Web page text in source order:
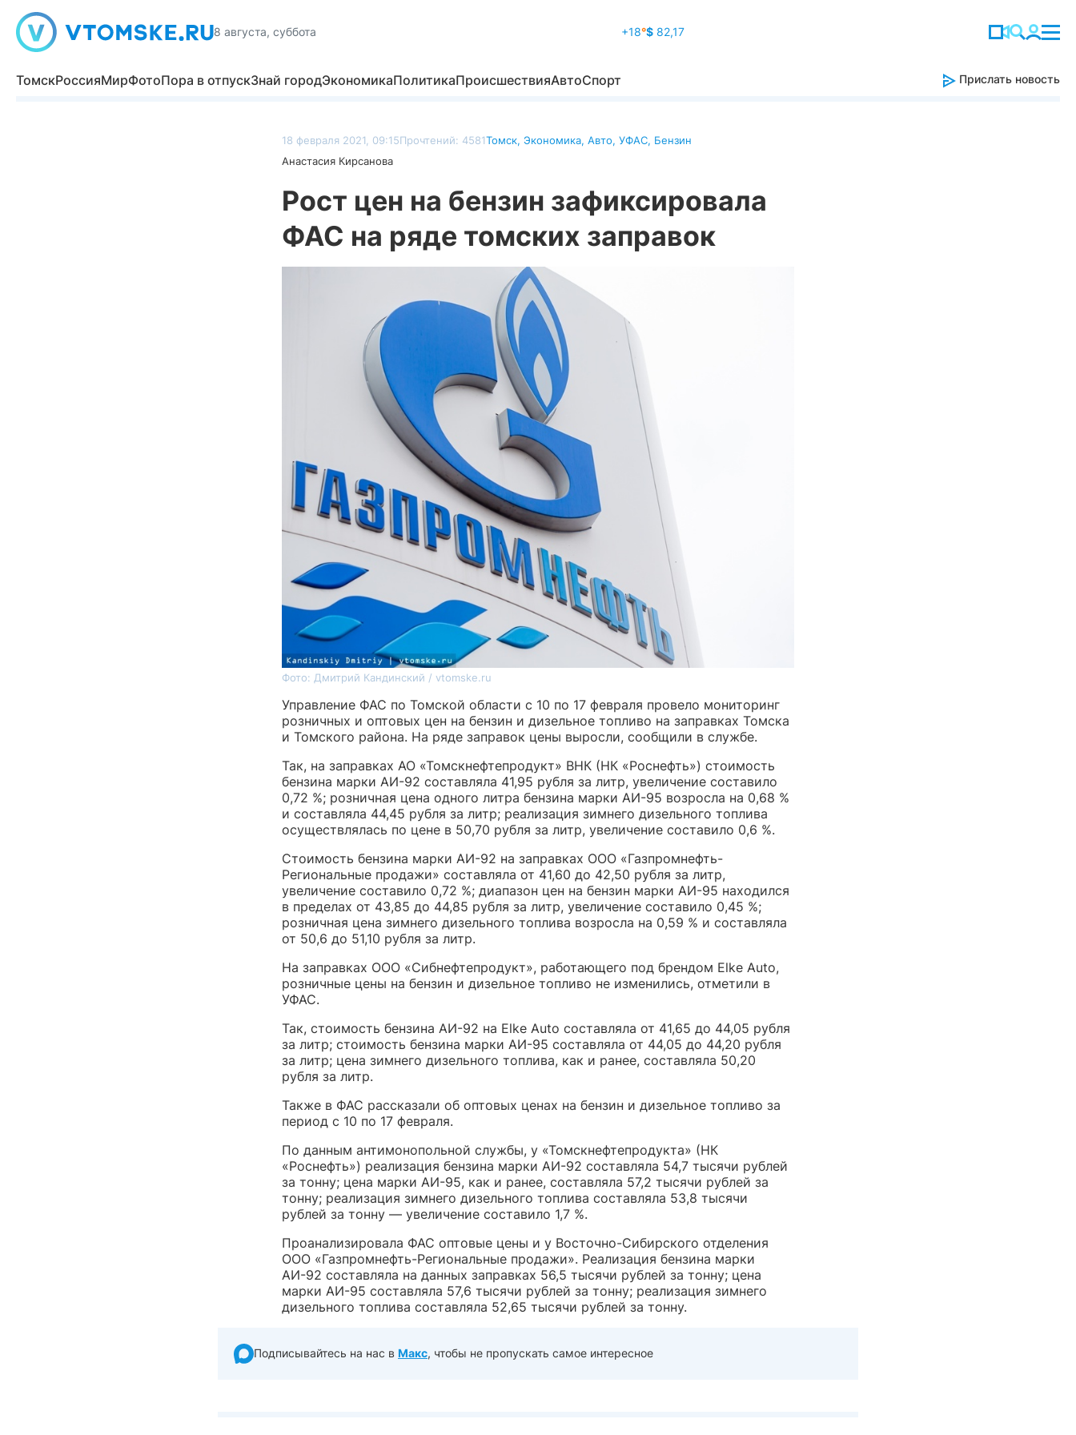
8 августа, суббота +18°$82,17
ТомскРоссияМирФотоПора в отпускЗнай городЭкономикаПолитикаПроисшествияАвтоСпорт Прислать новость
18 февраля 2021, 09:15Прочтений: 4581Томск, Экономика, Авто, УФАС, Бензин
Анастасия Кирсанова
Рост цен на бензин зафиксировала
ФАС на ряде томских заправок
Фото: Дмитрий Кандинский / vtomske.ru
Управление ФАС по Томской области с 10 по 17 февраля провело мониторинг
розничных и оптовых цен на бензин и дизельное топливо на заправках Томска
и Томского района. На ряде заправок цены выросли, сообщили в службе.
Так, на заправках АО «Томскнефтепродукт» ВНК (НК «Роснефть») стоимость
бензина марки АИ-92 составляла 41,95 рубля за литр, увеличение составило
0,72 %; розничная цена одного литра бензина марки АИ-95 возросла на 0,68 %
и составляла 44,45 рубля за литр; реализация зимнего дизельного топлива
осуществлялась по цене в 50,70 рубля за литр, увеличение составило 0,6 %.
Стоимость бензина марки АИ-92 на заправках ООО «Газпромнефть-
Региональные продажи» составляла от 41,60 до 42,50 рубля за литр,
увеличение составило 0,72 %; диапазон цен на бензин марки АИ-95 находился
в пределах от 43,85 до 44,85 рубля за литр, увеличение составило 0,45 %;
розничная цена зимнего дизельного топлива возросла на 0,59 % и составляла
от 50,6 до 51,10 рубля за литр.
На заправках ООО «Сибнефтепродукт», работающего под брендом Elke Auto,
розничные цены на бензин и дизельное топливо не изменились, отметили в
УФАС.
Так, стоимость бензина АИ-92 на Elke Auto составляла от 41,65 до 44,05 рубля
за литр; стоимость бензина марки АИ-95 составляла от 44,05 до 44,20 рубля
за литр; цена зимнего дизельного топлива, как и ранее, составляла 50,20
рубля за литр.
Также в ФАС рассказали об оптовых ценах на бензин и дизельное топливо за
период с 10 по 17 февраля.
По данным антимонопольной службы, у «Томскнефтепродукта» (НК
«Роснефть») реализация бензина марки АИ-92 составляла 54,7 тысячи рублей
за тонну; цена марки АИ-95, как и ранее, составляла 57,2 тысячи рублей за
тонну; реализация зимнего дизельного топлива составляла 53,8 тысячи
рублей за тонну — увеличение составило 1,7 %.
Проанализировала ФАС оптовые цены и у Восточно-Сибирского отделения
ООО «Газпромнефть-Региональные продажи». Реализация бензина марки
АИ-92 составляла на данных заправках 56,5 тысячи рублей за тонну; цена
марки АИ-95 составляла 57,6 тысячи рублей за тонну; реализация зимнего
дизельного топлива составляла 52,65 тысячи рублей за тонну.
Подписывайтесь на нас в Макс, чтобы не пропускать самое интересное